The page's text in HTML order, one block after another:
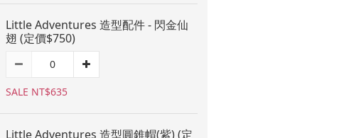
Little Adventures 造型配件 - 閃金仙
翅 (定價$750)
SALE NT$635
Little Adventures 造型圓錐帽(紫) (定